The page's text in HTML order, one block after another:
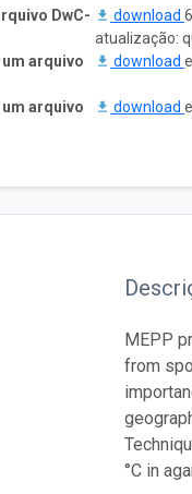
DwC-
download
atualização:
arquivo
download
arquivo
download
MEPP
from
°C in